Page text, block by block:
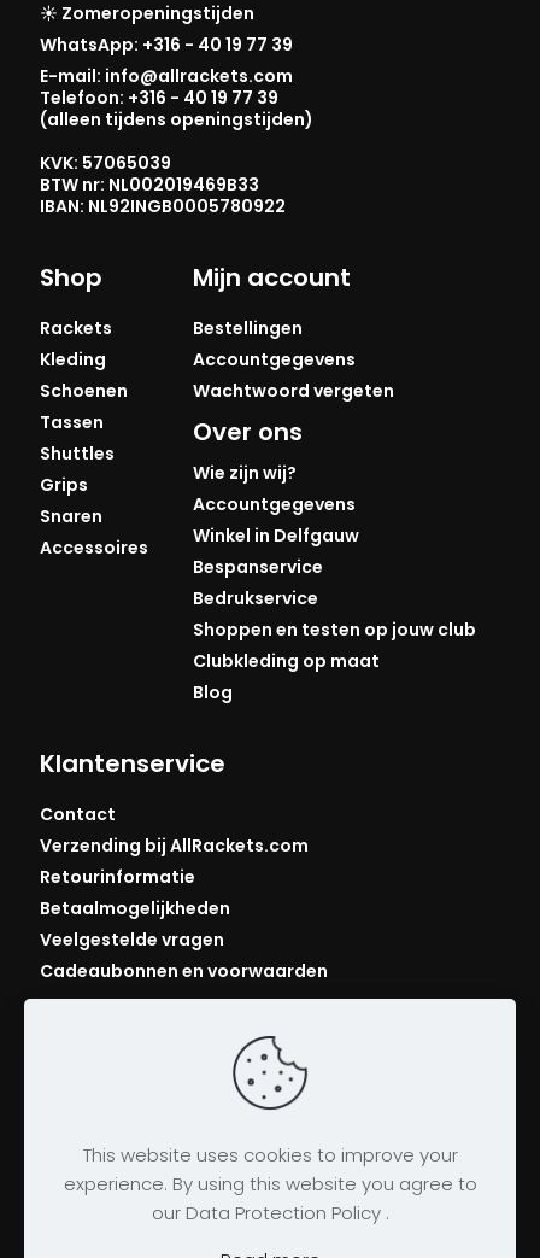
☀️ Zomeropeningstijden
WhatsApp: +316 - 40 19 77 39
E-mail: info@allrackets.com
Telefoon: +316 - 40 19 77 39
(alleen tijdens openingstijden)
KVK: 57065039
BTW nr: NL002019469B33
IBAN: NL92INGB0005780922
Shop
Rackets
Kleding
Schoenen
Tassen
Shuttles
Grips
Snaren
Accessoires
Mijn account
Bestellingen
Accountgegevens
Wachtwoord vergeten
Over ons
Wie zijn wij?
Accountgegevens
Winkel in Delfgauw
Bespanservice
Bedrukservice
Shoppen en testen op jouw club
Clubkleding op maat
Blog
Klantenservice
Contact
Verzending bij AllRackets.com
Retourinformatie
Betaalmogelijkheden
Veelgestelde vragen
Cadeaubonnen en voorwaarden
© 2026 AllRackets.com
Algemene voorwaarden
This website uses cookies to improve your
experience. By using this website you agree to
our Data Protection Policy .